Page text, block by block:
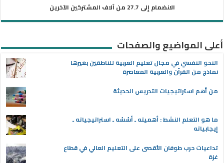
الانضمام إلى 27.7 من آلاف المشتركين الآخرين
أعلى المواضيع والصفحات
النحو النفسي في مجال تعليم العربية للناطقين بغيرها
نماذج من القرآن والعربية المعاصرة
من أهم استراتيجيات التدريس الحديثة
ما هو التعلم النشط : أهميته ـ أسُسُه ـ استراتيجياته ـ
إيجابياته
تداعيات حرب طوفان الأقصى على التعليم العالي في قطاع
غزة